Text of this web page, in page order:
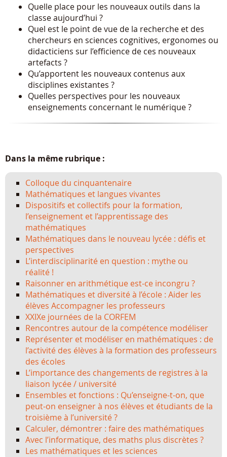
Quelle place pour les nouveaux outils dans la
classe aujourd’hui ?
Quel est le point de vue de la recherche et des
chercheurs en sciences cognitives, ergonomes ou
didacticiens sur l’efficience de ces nouveaux
artefacts ?
Qu’apportent les nouveaux contenus aux
disciplines existantes ?
Quelles perspectives pour les nouveaux
enseignements concernant le numérique ?
Dans la même rubrique :
Colloque du cinquantenaire
Mathématiques et langues vivantes
Dispositifs et collectifs pour la formation,
l’enseignement et l’apprentissage des
mathématiques
Mathématiques dans le nouveau lycée : défis et
perspectives
L’interdisciplinarité en question : mythe ou
réalité !
Raisonner en arithmétique est-ce incongru ?
Mathématiques et diversité à l’école : Aider les
élèves Accompagner les professeurs
XXIXe journées de la CORFEM
Rencontres autour de la compétence modéliser
Représenter et modéliser en mathématiques : de
l’activité des élèves à la formation des professeurs
des écoles
L’importance des changements de registres à la
liaison lycée / université
Ensembles et fonctions : Qu’enseigne-t-on, que
peut-on enseigner à nos élèves et étudiants de la
troisième à l’université ?
Calculer, démontrer : faire des mathématiques
Avec l’informatique, des maths plus discrètes ?
Les mathématiques et les sciences